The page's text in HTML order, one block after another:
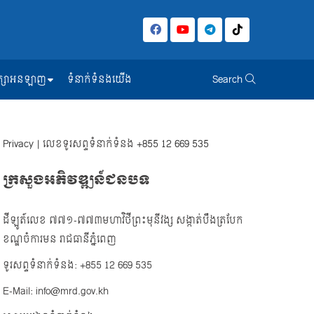
សាអនឡាញ ទំនាក់ទំនងយើង Search
Privacy | លេខទូរសព្ទទំនាក់ទំនង +855 12 669 535
ក្រសួងអភិវឌ្ឍន៍ជនបទ
ដីឡូត៍លេខ ៧៧១-៧៧៣មហាវិថីព្រះមុនីវង្ស សង្កាត់បឹងត្របែក
ខណ្ឌចំការមន រាជធានីភ្នំពេញ
ទូរសព្ទទំនាក់ទំនង: +855 12 669 535
E-Mail: info@mrd.gov.kh